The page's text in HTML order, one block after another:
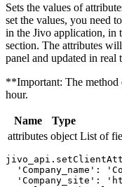
Sets the values ​​of
set the values, you need
in the Jivo application, in
section. The attributes
panel and updated in real
**Important: The method
hour.
Name Type
attributes object List of
'Company_name':
'Company_site':